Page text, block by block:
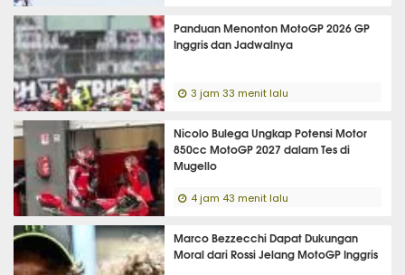
Panduan Menonton MotoGP 2026 GP
Inggris dan Jadwalnya
3 jam 33 menit lalu
Nicolo Bulega Ungkap Potensi Motor
850cc MotoGP 2027 dalam Tes di
Mugello
4 jam 43 menit lalu
Marco Bezzecchi Dapat Dukungan
Moral dari Rossi Jelang MotoGP Inggris